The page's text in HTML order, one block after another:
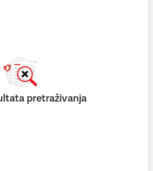
pretraživanja